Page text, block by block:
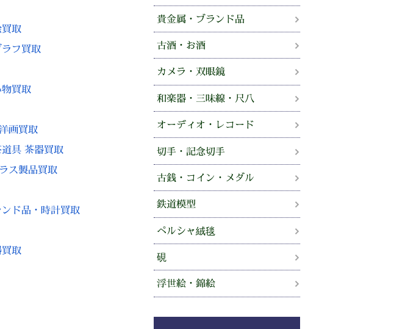
取
フ買取
買取
画買取
具 茶器買取
ス製品買取
ド品・時計買取
取
貴金属・ブランド品
古酒・お酒
カメラ・双眼鏡
和楽器・三味線・尺八
オーディオ・レコード
切手・記念切手
古銭・コイン・メダル
鉄道模型
ペルシャ絨毯
硯
浮世絵・錦絵